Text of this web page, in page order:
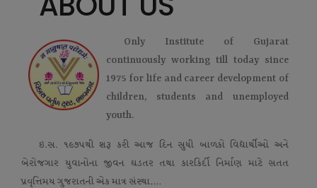
Only Institute of Gujarat
continuously working till today since
1975 for life and career development of
children, students and unemployed
youth.
ઇ.સ. ૧૯૭૫થી શરૂ કરી આજ દિન સુધી બાળકો વિદ્યાર્થીઓ અને
બેરોજગાર યુવાનોના જીવન ઘડતર તથા કારકિર્દી નિર્માણ માટે સતત
પ્રવૃત્તિમય ગુજરાતની એક માત્ર સંસ્થા....